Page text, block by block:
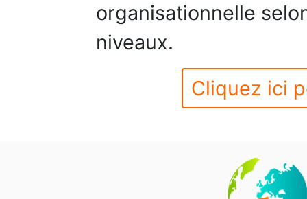
organisationnelle
niveaux.
Cliquez ici